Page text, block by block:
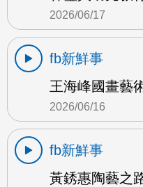
2026/06/17
fb新鮮事
王海峰國畫藝
2026/06/16
fb新鮮事
黃銹惠陶藝之